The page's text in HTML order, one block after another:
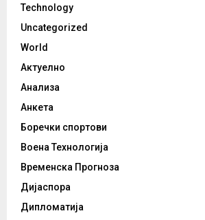
Technology
Uncategorized
World
Актуелно
Анализа
Анкета
Боречки спортови
Воена Технологија
Временска Прогноза
Дијаспора
Дипломатија